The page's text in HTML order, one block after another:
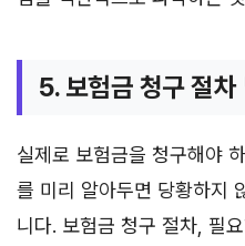
5. 보험금 청구 절
실제로 보험금을 청구해야
를 미리 알아두면 당황하지
니다. 보험금 청구 절차, 필